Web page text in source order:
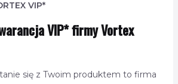
VIP*
VIP* firmy Vortex
się z Twoim produktem to firma